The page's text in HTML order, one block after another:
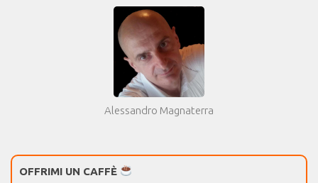
Alessandro Magnaterra
OFFRIMI UN CAFFÈ